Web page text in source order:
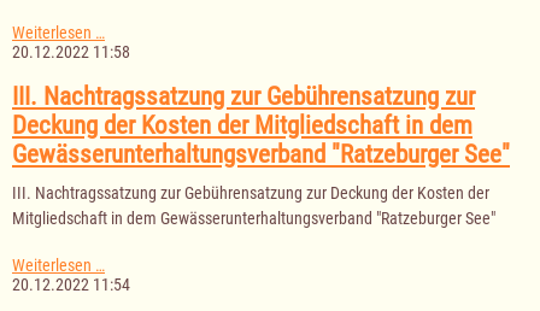
Weiterlesen …
Bekanntmachung
Ämter
Berkenthin,
Breitenfelde,
Sandesneben-
Nusse
und
Lauenburgische
Seen
20.12.2022 11:58
III. Nachtragssatzung zur Gebührensatzung zur
Deckung der Kosten der Mitgliedschaft in dem
Gewässerunterhaltungsverband "Ratzeburger See"
III. Nachtragssatzung zur Gebührensatzung zur Deckung der Kosten der
Mitgliedschaft in dem Gewässerunterhaltungsverband "Ratzeburger See"
Weiterlesen …
Nachtragssatzung
20.12.2022 11:54